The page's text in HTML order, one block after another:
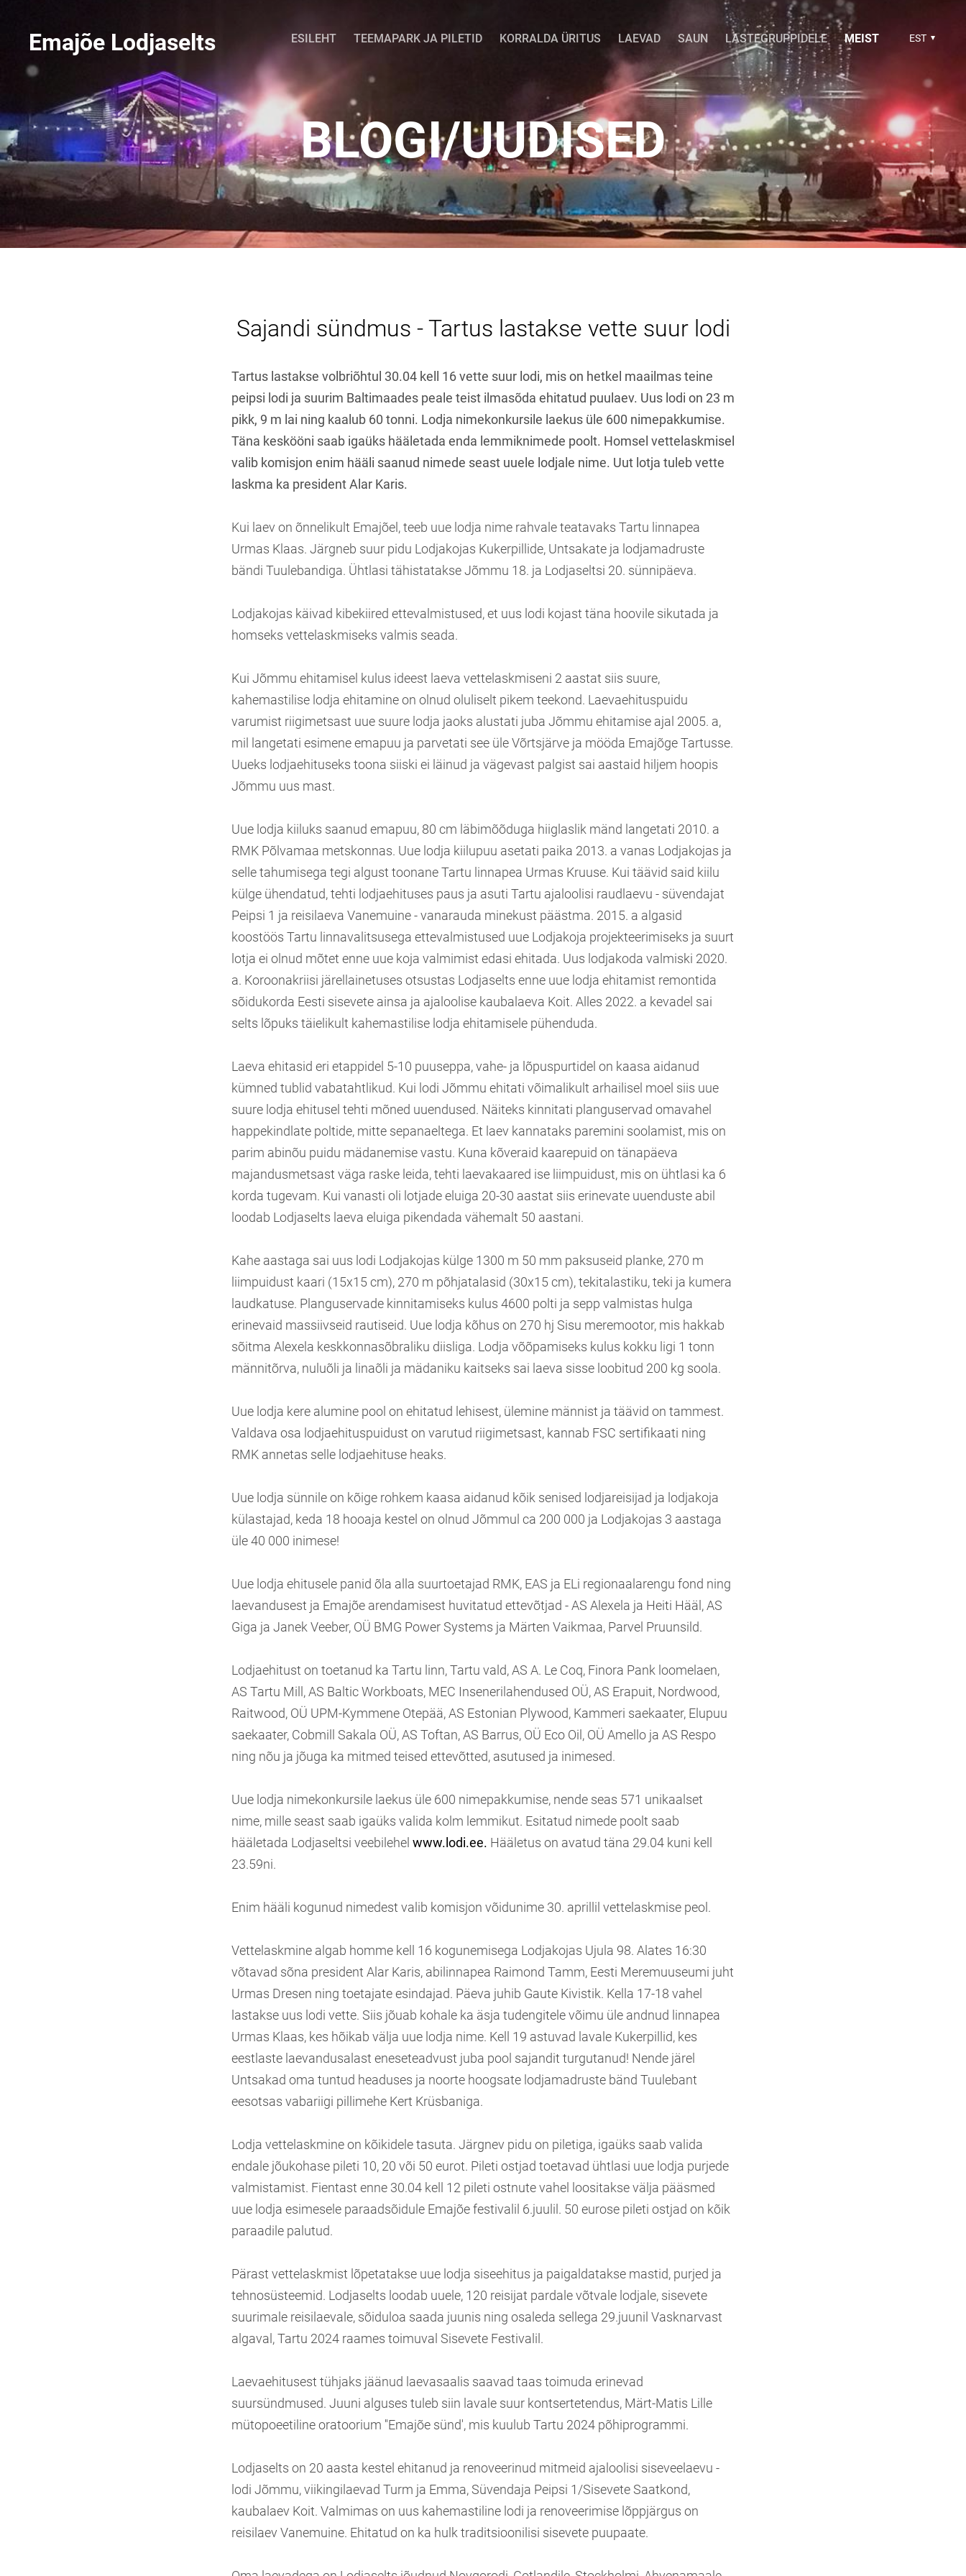
Emajõe Lodjaselts ESILEHT TEEMAPARK JA PILETID KORRALDA ÜRITUS LAEVAD SAUN LASTEGRUPPIDELE MEIST EST
BLOGI/UUDISED
Sajandi sündmus - Tartus lastakse vette suur lodi
Tartus lastakse volbriõhtul 30.04 kell 16 vette suur lodi, mis on hetkel maailmas teine
peipsi lodi ja suurim Baltimaades peale teist ilmasõda ehitatud puulaev. Uus lodi on 23 m
pikk, 9 m lai ning kaalub 60 tonni. Lodja nimekonkursile laekus üle 600 nimepakkumise.
Täna keskööni saab igaüks hääletada enda lemmiknimede poolt. Homsel vettelaskmisel
valib komisjon enim hääli saanud nimede seast uuele lodjale nime. Uut lotja tuleb vette
laskma ka president Alar Karis.
Kui laev on õnnelikult Emajõel, teeb uue lodja nime rahvale teatavaks Tartu linnapea
Urmas Klaas. Järgneb suur pidu Lodjakojas Kukerpillide, Untsakate ja lodjamadruste
bändi Tuulebandiga. Ühtlasi tähistatakse Jõmmu 18. ja Lodjaseltsi 20. sünnipäeva.
Lodjakojas käivad kibekiired ettevalmistused, et uus lodi kojast täna hoovile sikutada ja
homseks vettelaskmiseks valmis seada.
Kui Jõmmu ehitamisel kulus ideest laeva vettelaskmiseni 2 aastat siis suure,
kahemastilise lodja ehitamine on olnud oluliselt pikem teekond. Laevaehituspuidu
varumist riigimetsast uue suure lodja jaoks alustati juba Jõmmu ehitamise ajal 2005. a,
mil langetati esimene emapuu ja parvetati see üle Võrtsjärve ja mööda Emajõge Tartusse.
Uueks lodjaehituseks toona siiski ei läinud ja vägevast palgist sai aastaid hiljem hoopis
Jõmmu uus mast.
Uue lodja kiiluks saanud emapuu, 80 cm läbimõõduga hiiglaslik mänd langetati 2010. a
RMK Põlvamaa metskonnas. Uue lodja kiilupuu asetati paika 2013. a vanas Lodjakojas ja
selle tahumisega tegi algust toonane Tartu linnapea Urmas Kruuse. Kui täävid said kiilu
külge ühendatud, tehti lodjaehituses paus ja asuti Tartu ajaloolisi raudlaevu - süvendajat
Peipsi 1 ja reisilaeva Vanemuine - vanarauda minekust päästma. 2015. a algasid
koostöös Tartu linnavalitsusega ettevalmistused uue Lodjakoja projekteerimiseks ja suurt
lotja ei olnud mõtet enne uue koja valmimist edasi ehitada. Uus lodjakoda valmiski 2020.
a. Koroonakriisi järellainetuses otsustas Lodjaselts enne uue lodja ehitamist remontida
sõidukorda Eesti sisevete ainsa ja ajaloolise kaubalaeva Koit. Alles 2022. a kevadel sai
selts lõpuks täielikult kahemastilise lodja ehitamisele pühenduda.
Laeva ehitasid eri etappidel 5-10 puuseppa, vahe- ja lõpuspurtidel on kaasa aidanud
kümned tublid vabatahtlikud. Kui lodi Jõmmu ehitati võimalikult arhailisel moel siis uue
suure lodja ehitusel tehti mõned uuendused. Näiteks kinnitati planguservad omavahel
happekindlate poltide, mitte sepanaeltega. Et laev kannataks paremini soolamist, mis on
parim abinõu puidu mädanemise vastu. Kuna kõveraid kaarepuid on tänapäeva
majandusmetsast väga raske leida, tehti laevakaared ise liimpuidust, mis on ühtlasi ka 6
korda tugevam. Kui vanasti oli lotjade eluiga 20-30 aastat siis erinevate uuenduste abil
loodab Lodjaselts laeva eluiga pikendada vähemalt 50 aastani.
Kahe aastaga sai uus lodi Lodjakojas külge 1300 m 50 mm paksuseid planke, 270 m
liimpuidust kaari (15x15 cm), 270 m põhjatalasid (30x15 cm), tekitalastiku, teki ja kumera
laudkatuse. Planguservade kinnitamiseks kulus 4600 polti ja sepp valmistas hulga
erinevaid massiivseid rautiseid. Uue lodja kõhus on 270 hj Sisu meremootor, mis hakkab
sõitma Alexela keskkonnasõbraliku diisliga. Lodja võõpamiseks kulus kokku ligi 1 tonn
männitõrva, nuluõli ja linaõli ja mädaniku kaitseks sai laeva sisse loobitud 200 kg soola.
Uue lodja kere alumine pool on ehitatud lehisest, ülemine männist ja täävid on tammest.
Valdava osa lodjaehituspuidust on varutud riigimetsast, kannab FSC sertifikaati ning
RMK annetas selle lodjaehituse heaks.
Uue lodja sünnile on kõige rohkem kaasa aidanud kõik senised lodjareisijad ja lodjakoja
külastajad, keda 18 hooaja kestel on olnud Jõmmul ca 200 000 ja Lodjakojas 3 aastaga
üle 40 000 inimese!
Uue lodja ehitusele panid õla alla suurtoetajad RMK, EAS ja ELi regionaalarengu fond ning
laevandusest ja Emajõe arendamisest huvitatud ettevõtjad - AS Alexela ja Heiti Hääl, AS
Giga ja Janek Veeber, OÜ BMG Power Systems ja Märten Vaikmaa, Parvel Pruunsild.
Lodjaehitust on toetanud ka Tartu linn, Tartu vald, AS A. Le Coq, Finora Pank loomelaen,
AS Tartu Mill, AS Baltic Workboats, MEC Insenerilahendused OÜ, AS Erapuit, Nordwood,
Raitwood, OÜ UPM-Kymmene Otepää, AS Estonian Plywood, Kammeri saekaater, Elupuu
saekaater, Cobmill Sakala OÜ, AS Toftan, AS Barrus, OÜ Eco Oil, OÜ Amello ja AS Respo
ning nõu ja jõuga ka mitmed teised ettevõtted, asutused ja inimesed.
Uue lodja nimekonkursile laekus üle 600 nimepakkumise, nende seas 571 unikaalset
nime, mille seast saab igaüks valida kolm lemmikut. Esitatud nimede poolt saab
hääletada Lodjaseltsi veebilehel www.lodi.ee. Hääletus on avatud täna 29.04 kuni kell
23.59ni.
Enim hääli kogunud nimedest valib komisjon võidunime 30. aprillil vettelaskmise peol.
Vettelaskmine algab homme kell 16 kogunemisega Lodjakojas Ujula 98. Alates 16:30
võtavad sõna president Alar Karis, abilinnapea Raimond Tamm, Eesti Meremuuseumi juht
Urmas Dresen ning toetajate esindajad. Päeva juhib Gaute Kivistik. Kella 17-18 vahel
lastakse uus lodi vette. Siis jõuab kohale ka äsja tudengitele võimu üle andnud linnapea
Urmas Klaas, kes hõikab välja uue lodja nime. Kell 19 astuvad lavale Kukerpillid, kes
eestlaste laevandusalast eneseteadvust juba pool sajandit turgutanud! Nende järel
Untsakad oma tuntud headuses ja noorte hoogsate lodjamadruste bänd Tuulebant
eesotsas vabariigi pillimehe Kert Krüsbaniga.
Lodja vettelaskmine on kõikidele tasuta. Järgnev pidu on piletiga, igaüks saab valida
endale jõukohase pileti 10, 20 või 50 eurot. Pileti ostjad toetavad ühtlasi uue lodja purjede
valmistamist. Fientast enne 30.04 kell 12 pileti ostnute vahel loositakse välja pääsmed
uue lodja esimesele paraadsõidule Emajõe festivalil 6.juulil. 50 eurose pileti ostjad on kõik
paraadile palutud.
Pärast vettelaskmist lõpetatakse uue lodja siseehitus ja paigaldatakse mastid, purjed ja
tehnosüsteemid. Lodjaselts loodab uuele, 120 reisijat pardale võtvale lodjale, sisevete
suurimale reisilaevale, sõiduloa saada juunis ning osaleda sellega 29.juunil Vasknarvast
algaval, Tartu 2024 raames toimuval Sisevete Festivalil.
Laevaehitusest tühjaks jäänud laevasaalis saavad taas toimuda erinevad
suursündmused. Juuni alguses tuleb siin lavale suur kontsertetendus, Märt-Matis Lille
mütopoeetiline oratoorium ''Emajõe sünd', mis kuulub Tartu 2024 põhiprogrammi.
Lodjaselts on 20 aasta kestel ehitanud ja renoveerinud mitmeid ajaloolisi siseveelaevu -
lodi Jõmmu, viikingilaevad Turm ja Emma, Süvendaja Peipsi 1/Sisevete Saatkond,
kaubalaev Koit. Valmimas on uus kahemastiline lodi ja renoveerimise lõppjärgus on
reisilaev Vanemuine. Ehitatud on ka hulk traditsioonilisi sisevete puupaate.